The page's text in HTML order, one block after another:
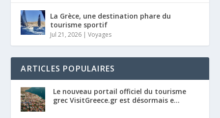
La Grèce, une destination phare du
tourisme sportif
Jul 21, 2026 |Voyages
ARTICLES POPULAIRES
Le nouveau portail officiel du tourisme
grec VisitGreece.gr est désormais e...